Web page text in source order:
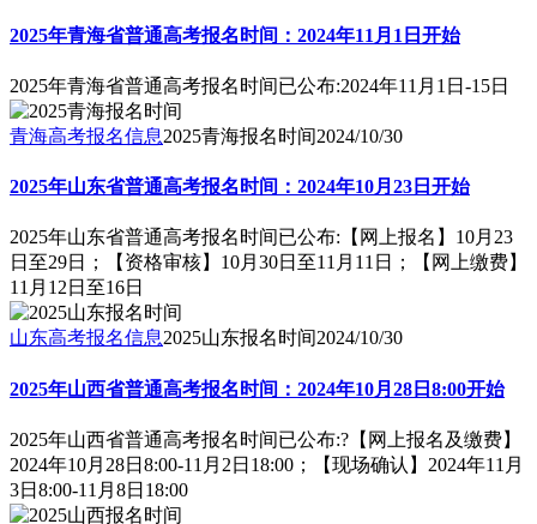
2025年青海省普通高考报名时间：2024年11月1日开始
2025年青海省普通高考报名时间已公布:2024年11月1日-15日
青海高考报名信息2025青海报名时间2024/10/30
2025年山东省普通高考报名时间：2024年10月23日开始
2025年山东省普通高考报名时间已公布:【网上报名】10月23
日至29日；【资格审核】10月30日至11月11日；【网上缴费】
11月12日至16日
山东高考报名信息2025山东报名时间2024/10/30
2025年山西省普通高考报名时间：2024年10月28日8:00开始
2025年山西省普通高考报名时间已公布:?【网上报名及缴费】
2024年10月28日8:00-11月2日18:00；【现场确认】2024年11月
3日8:00-11月8日18:00